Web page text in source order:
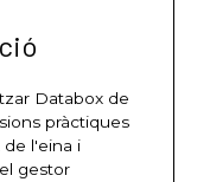
Databox de
pràctiques
l'eina i
gestor